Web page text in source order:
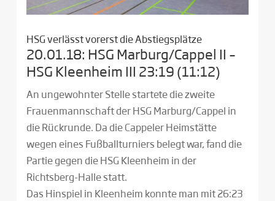
HSG verlässt vorerst die Abstiegsplätze
20.01.18: HSG Marburg/Cappel II –
HSG Kleenheim III 23:19 (11:12)
An ungewohnter Stelle startete die zweite
Frauenmannschaft der HSG Marburg/Cappel in
die Rückrunde. Da die Cappeler Heimstätte
wegen eines Fußballturniers belegt war, fand die
Partie gegen die HSG Kleenheim in der
Richtsberg-Halle statt.
Das Hinspiel in Kleenheim konnte man mit 26:23